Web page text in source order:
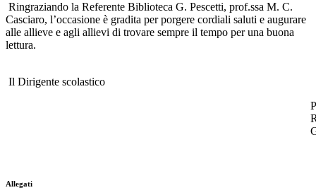
Ringraziando la Referente Biblioteca G. Pescetti, prof.ssa M. C.
Casciaro, l’occasione è gradita per porgere cordiali saluti e augurare
alle allieve e agli allievi di trovare sempre il tempo per una buona
lettura.
Il Dirigente scolastico
Allegati